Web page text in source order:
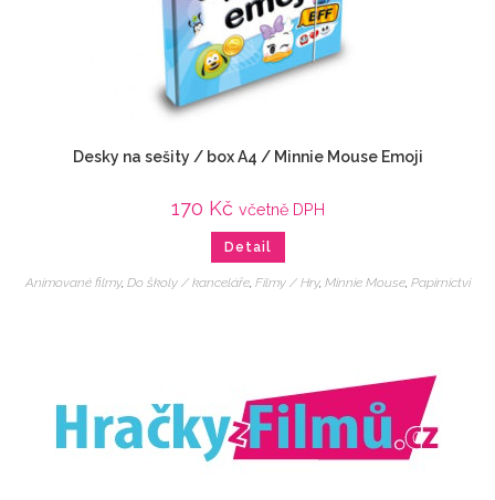
Desky na sešity / box A4 / Minnie Mouse Emoji
170 Kč včetně DPH
Detail
Animované filmy, Do školy / kanceláře, Filmy / Hry, Minnie Mouse, Papírnictví